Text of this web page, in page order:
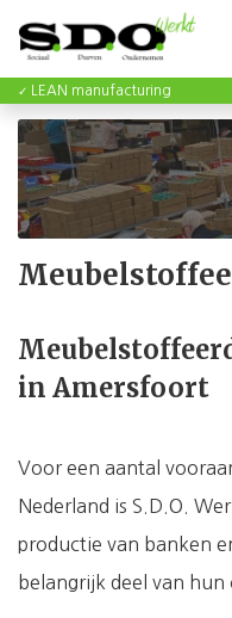
LEAN manufacturing
in Amersfoort
Voor een aantal
Nederland is S.D.O.
productie van banken
belangrijk deel van hun